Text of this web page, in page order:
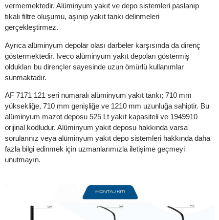
vermemektedir. Alüminyum yakıt ve depo sistemleri paslanıp
tıkalı filtre oluşumu, aşınıp yakıt tankı delinmeleri
gerçekleştirmez.
Ayrıca alüminyum depolar olası darbeler karşısında da direnç
göstermektedir. Iveco alüminyum yakıt depoları göstermiş
oldukları bu dirençler sayesinde uzun ömürlü kullanımlar
sunmaktadır.
AF 7171 121 seri numaralı alüminyum yakıt tankı; 710 mm
yüksekliğe, 710 mm genişliğe ve 1210 mm uzunluğa sahiptir. Bu
alüminyum mazot deposu 525 Lt yakıt kapasiteli ve 1949910
orijinal kodludur. Alüminyum yakıt deposu hakkında varsa
sorularınız veya alüminyum yakıt depo sistemleri hakkında daha
fazla bilgi edinmek için uzmanlarımızla iletişime geçmeyi
unutmayın.